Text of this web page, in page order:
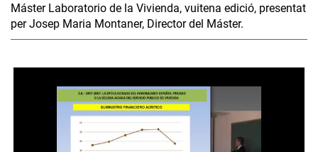
Máster Laboratorio de la Vivienda, vuitena edició, presentat
per Josep Maria Montaner, Director del Máster.